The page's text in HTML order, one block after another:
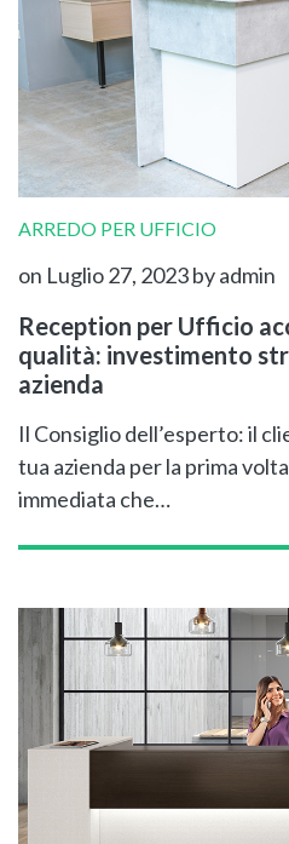
ARREDO PER UFFICIO
on Luglio 27, 2023by admin
Reception per Ufficio
qualità: investimento
azienda
Il Consiglio dell’esperto: il
tua azienda per la prima
immediata che…